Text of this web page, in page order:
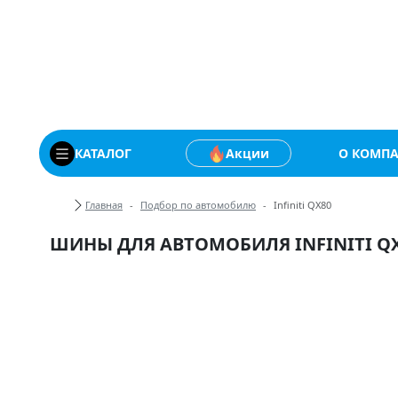
КАТАЛОГ Акции О
Хлебные крошки
Главная Подбор по автомобилю Infiniti QX80
ШИНЫ ДЛЯ АВТОМОБИЛЯ INFINITI